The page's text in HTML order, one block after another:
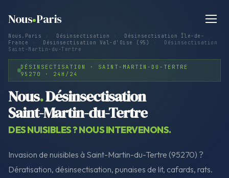
Nous Paris
Nous.Paris Désinsectisation
Désinsectisation Île-de-
France
Désinsectisation Val-d'Oise (95)
Désinsectisation
Saint-Martin-du-Tertre
DÉSINSECTISATION · SAINT-MARTIN-DU-TERTRE
95270 · 24H/24
Nous.Désinsectisation
Saint-Martin-du-Tertre
DES NUISIBLES ? NOUS INTERVENONS.
Invasion de nuisibles à Saint-Martin-du-Tertre (95270) ?
Dératisation, désinsectisation, punaises de lit, cafards, rats.